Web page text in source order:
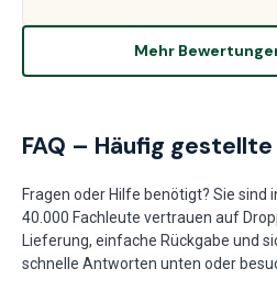
Mehr
FAQ – Häufig
Fragen oder Hilfe benötigt? Sie sind
40.000 Fachleute vertrauen auf
Lieferung, einfache Rückgabe und
schnelle Antworten unten oder